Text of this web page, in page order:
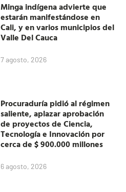
Minga indígena advierte que
estarán manifestándose en
Cali, y en varios municipios del
Valle Del Cauca
7 agosto, 2026
Procuraduría pidió al régimen
saliente, aplazar aprobación
de proyectos de Ciencia,
Tecnología e Innovación por
cerca de $ 900.000 millones
6 agosto, 2026